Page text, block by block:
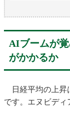
AIブームが
がかかるか
日経平均の上昇
です。エヌビディ